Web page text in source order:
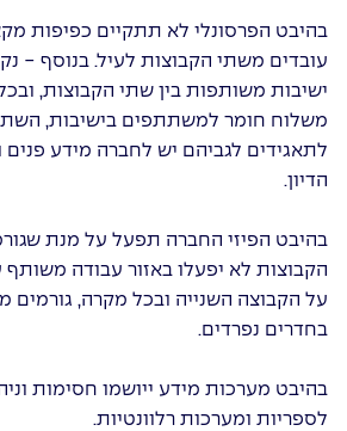
בהיבט הפרסונלי לא תתקיים כפיפות
עובדים משתי הקבוצות לעיל. בנוסף -
ישיבות משותפות בין שתי הקבוצות,
משלוח חומר למשתתפים בישיבות,
לתאגידים לגביהם יש לחברה מידע פנים
הדיון.
בהיבט הפיזי החברה תפעל על מנת
הקבוצות לא יפעלו באזור עבודה משותף
על הקבוצה השנייה ובכל מקרה, גורמים
בחדרים נפרדים.
בהיבט מערכות מידע ייושמו חסימות
לספריות ומערכות רלוונטיות.